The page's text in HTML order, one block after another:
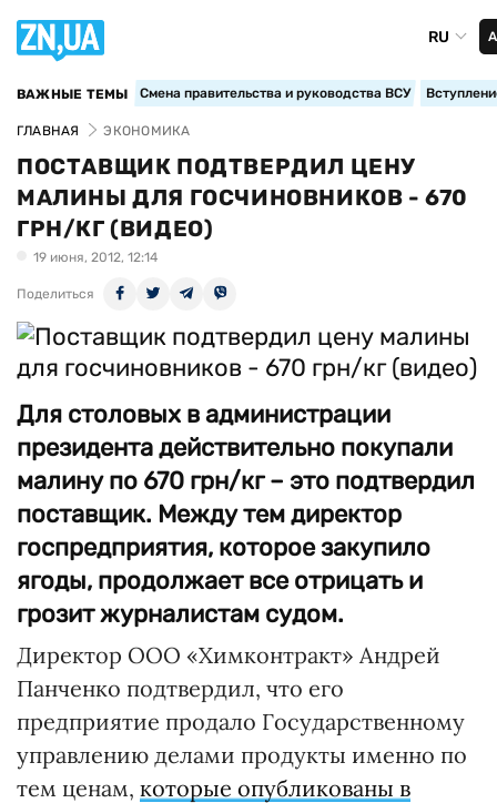
RU
ВАЖНЫЕ ТЕМЫ Смена правительства и руководства ВСУ
ГЛАВНАЯ ЭКОНОМИКА
ПОСТАВЩИК ПОДТВЕРДИЛ ЦЕНУ
МАЛИНЫ ДЛЯ ГОСЧИНОВНИКОВ - 670
ГРН/КГ (ВИДЕО)
19 июня, 2012, 12:14
Поделиться
Для столовых в администрации
президента действительно покупали
малину по 670 грн/кг – это подтвердил
поставщик. Между тем директор
госпредприятия, которое закупило
ягоды, продолжает все отрицать и
грозит журналистам судом.
Директор ООО «Химконтракт» Андрей
Панченко подтвердил, что его
предприятие продало Государственному
управлению делами продукты именно по
тем ценам, которые опубликованы в